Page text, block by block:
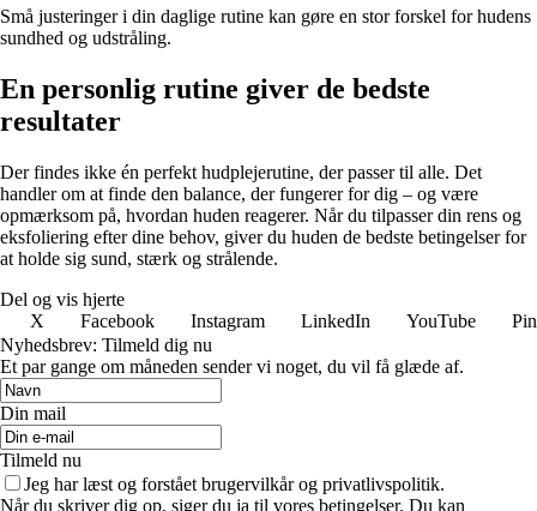
Små justeringer i din daglige rutine kan gøre en stor forskel for hudens
sundhed og udstråling.
En personlig rutine giver de bedste
resultater
Der findes ikke én perfekt hudplejerutine, der passer til alle. Det
handler om at finde den balance, der fungerer for dig – og være
opmærksom på, hvordan huden reagerer. Når du tilpasser din rens og
eksfoliering efter dine behov, giver du huden de bedste betingelser for
at holde sig sund, stærk og strålende.
Del og vis hjerte
X
Facebook Instagram LinkedIn YouTube
Nyhedsbrev: Tilmeld dig nu
Et par gange om måneden sender vi noget, du vil få glæde af.
Din mail
Tilmeld nu
Jeg har læst og forstået brugervilkår og privatlivspolitik.
Når du skriver dig op, siger du ja til vores betingelser. Du kan